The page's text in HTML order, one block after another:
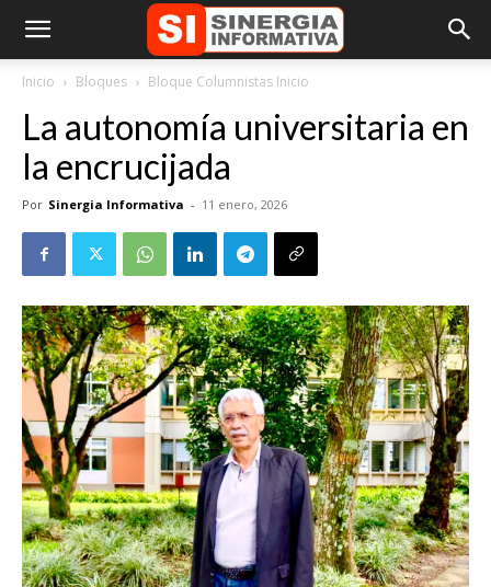
Inicio Bloques Bloque Columnistas Inicio
La autonomía universitaria en
la encrucijada
Por Sinergia Informativa - 11 enero, 2026